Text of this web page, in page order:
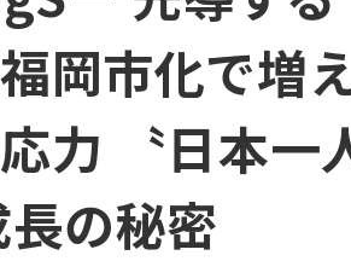
岡市化で増
力 〝日本一
の秘密